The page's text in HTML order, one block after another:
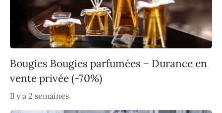
Bougies Bougies parfumées – Durance en
vente privée (-70%)
Il y a 2 semaines